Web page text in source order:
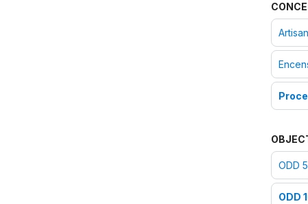
Artisan
ODD
ODD